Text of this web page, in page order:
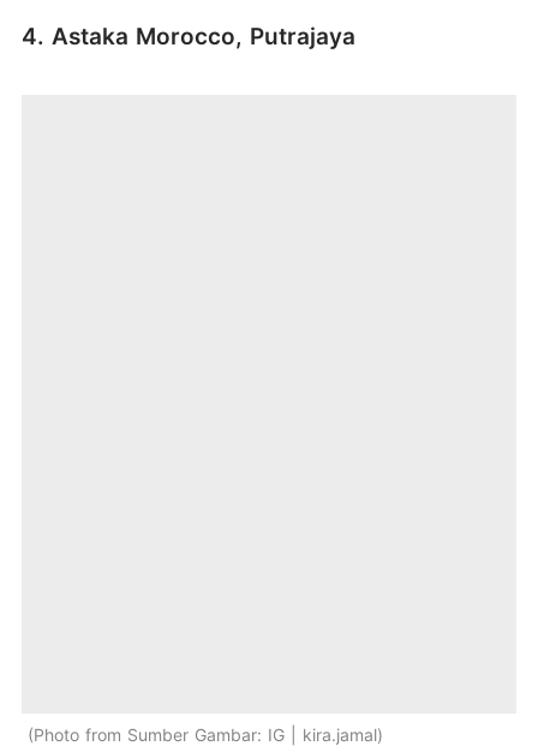
4. Astaka Morocco, Putrajaya
Photo from Sumber Gambar: IG | kira.jamal